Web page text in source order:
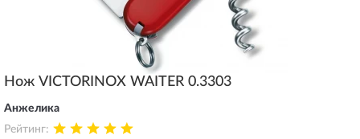
Нож VICTORINOX WAITER 0.3303
Анжелика
Рейтинг: